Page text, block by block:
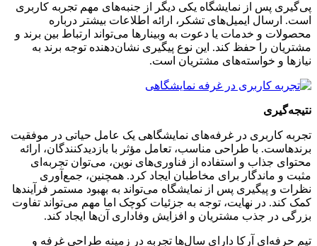
پی‌گیری پس از نمایشگاه یکی دیگر از جنبه‌های مهم تجربه کاربری
است. ارسال ایمیل‌های تشکر، ارائه اطلاعات بیشتر درباره
محصولات و خدمات یا دعوت به وبینارها می‌تواند ارتباط بین برند و
مشتریان را حفظ کند. این نوع پیگیری نشان‌دهنده توجه برند به
نیازها و خواسته‌های مشتریان است.
نتیجه‌گیری
تجربه کاربری در غرفه‌های نمایشگاهی یک عامل حیاتی در موفقیت
برندهاست. با طراحی مناسب، تعامل مؤثر با بازدیدکنندگان، ارائه
محتوای جذاب و استفاده از فناوری‌های نوین، می‌توان تجربه‌ای
مثبت و ماندگار برای مخاطبان ایجاد کرد. همچنین، جمع‌آوری
نظرات و پیگیری پس از نمایشگاه می‌تواند به بهبود مستمر فرآیندها
کمک کند. در نهایت، توجه به جزئیات کوچک اما مهم می‌تواند تفاوت
بزرگی در جذب مشتریان و افزایش وفاداری آن‌ها ایجاد کند.
تیم حرفه‌ای آرکا دارای سال‌ها تجربه در زمینه طراحی غرفه و